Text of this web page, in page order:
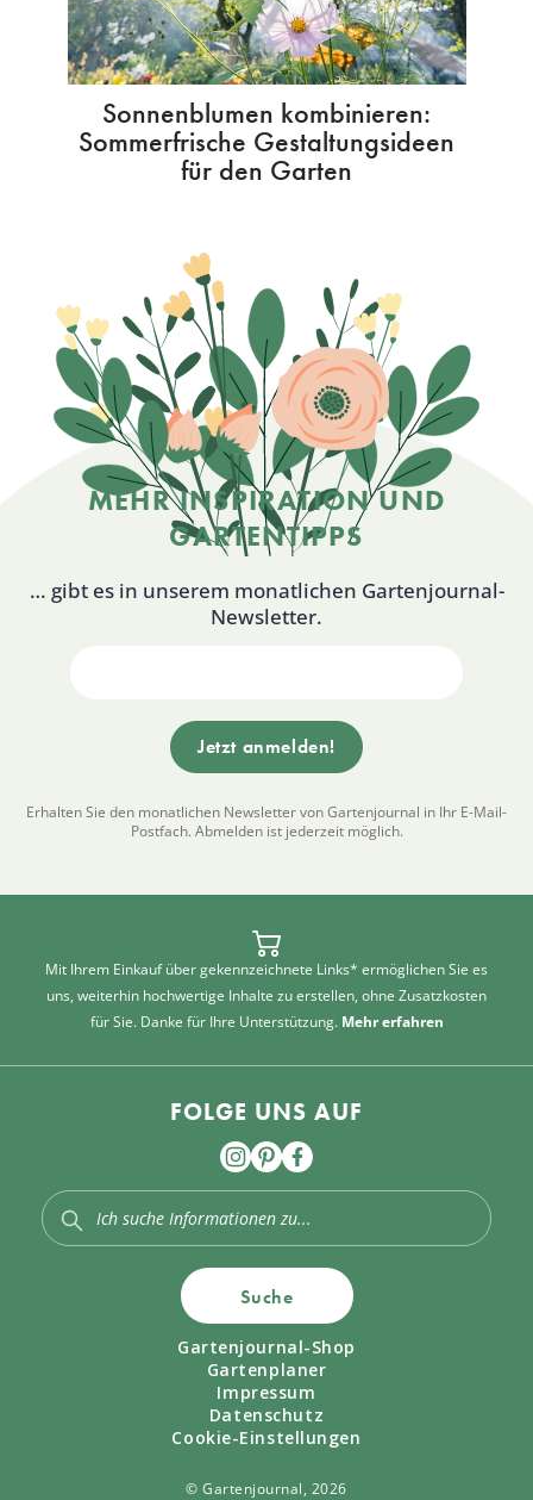
Sonnenblumen kombinieren:
Sommerfrische Gestaltungsideen
für den Garten
MEHR INSPIRATION UND
GARTENTIPPS
… gibt es in unserem monatlichen Gartenjournal-
Newsletter.
Erhalten Sie den monatlichen Newsletter von Gartenjournal in Ihr E-Mail-
Postfach. Abmelden ist jederzeit möglich.
Mit Ihrem Einkauf über gekennzeichnete Links* ermöglichen Sie es
uns, weiterhin hochwertige Inhalte zu erstellen, ohne Zusatzkosten
für Sie. Danke für Ihre Unterstützung. Mehr erfahren
FOLGE UNS AUF
Suche
Gartenjournal-Shop
Gartenplaner
Impressum
Datenschutz
Cookie-Einstellungen
© Gartenjournal, 2026